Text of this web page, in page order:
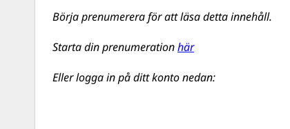
Börja prenumerera för att läsa detta innehåll.
Starta din prenumerationhär
Eller logga in på ditt konto nedan: